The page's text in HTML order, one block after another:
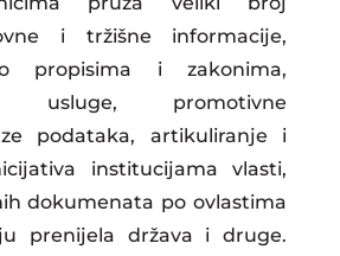
i tržišne informacije,
propisima i zakonima,
usluge, promotivne
podataka, artikuliranje i
institucijama vlasti,
dokumenata po ovlastima
prenijela država i druge.